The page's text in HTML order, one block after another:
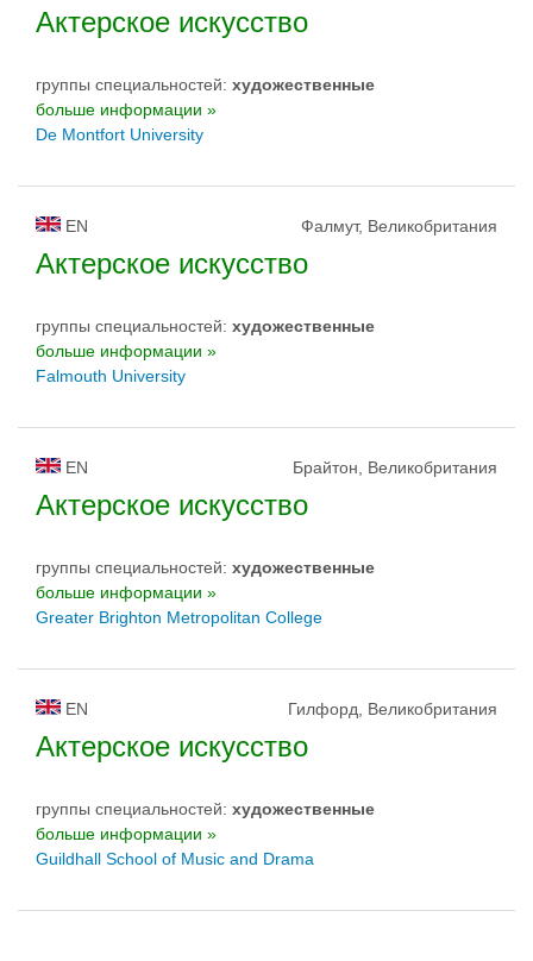
Актерское искусство
группы специальностей: художественные
больше информации »
De Montfort University
EN Фалмут, Великобритания
Актерское искусство
группы специальностей: художественные
больше информации »
Falmouth University
EN Брайтон, Великобритания
Актерское искусство
группы специальностей: художественные
больше информации »
Greater Brighton Metropolitan College
EN Гилфорд, Великобритания
Актерское искусство
группы специальностей: художественные
больше информации »
Guildhall School of Music and Drama